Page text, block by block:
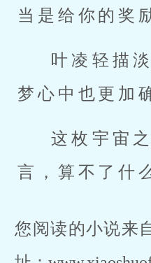
当是给你的奖
叶凌轻描
梦心中也更加
这枚宇宙
言，算不了什
您阅读的小说来